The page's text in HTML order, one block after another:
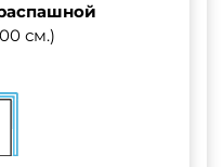
см.)